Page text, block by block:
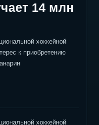
14 млн
хоккейной
к приобретению
хоккейной